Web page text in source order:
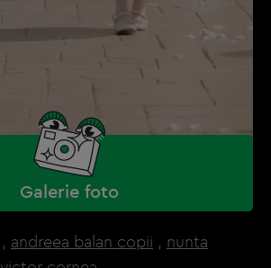
Galerie foto
, andreea balan copii , nunta